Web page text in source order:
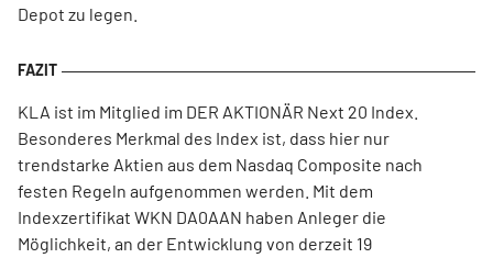
Depot zu legen.
KLA ist im Mitglied im DER AKTIONÄR Next 20 Index.
Besonderes Merkmal des Index ist, dass hier nur
trendstarke Aktien aus dem Nasdaq Composite nach
festen Regeln aufgenommen werden. Mit dem
Indexzertifikat WKN DA0AAN haben Anleger die
Möglichkeit, an der Entwicklung von derzeit 19